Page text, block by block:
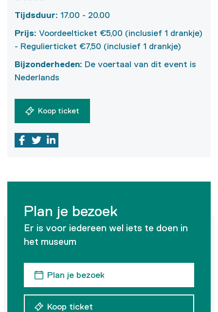
Tijdsduur: 17.00 - 20.00
Prijs: Voordeelticket €5,00 (inclusief 1 drankje)
- Regulierticket €7,50 (inclusief 1 drankje)
Bijzonderheden: De voertaal van dit event is
Nederlands
Koop ticket
Plan je bezoek
Er is voor iedereen wel iets te doen in
het museum
Plan je bezoek
Koop ticket